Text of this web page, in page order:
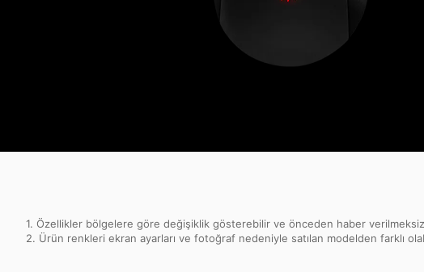
1. Özellikler bölgelere göre değişiklik gösterebilir ve önceden haber
2. Ürün renkleri ekran ayarları ve fotoğraf nedeniyle satılan modelden farklı